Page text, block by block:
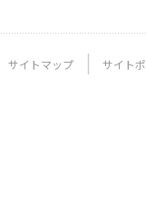
サイトマップ サイト